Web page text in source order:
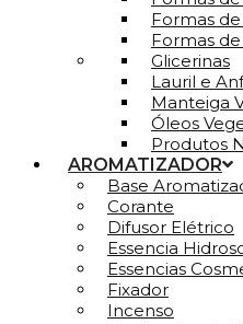
Formas
Formas
Glicerinas
Lauril e
Manteiga
Óleos
Produtos
AROMATIZADOR
Base
Corante
Difusor Elétrico
Essencia
Essencias
Fixador
Incenso